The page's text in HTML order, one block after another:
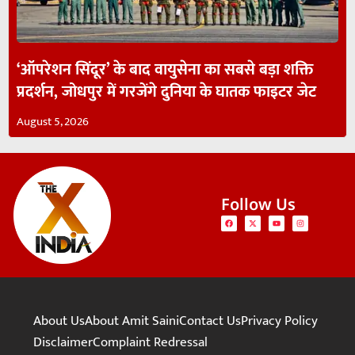
‘ऑपरेशन सिंदूर’ के बाद वायुसेना का सबसे बड़ा शक्ति
प्रदर्शन, जोधपुर में गरजेंगे दुनिया के घातक फाइटर जेट
August 5, 2026
Follow Us
About UsAbout Amit SainiContact UsPrivacy Policy
DisclaimerComplaint Redressal